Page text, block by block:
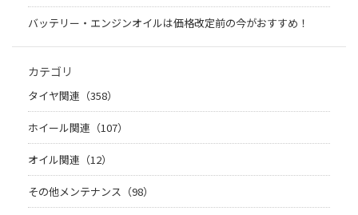
バッテリー・エンジンオイルは価格改定前の今がおすすめ！
カテゴリ
タイヤ関連（358）
ホイール関連（107）
オイル関連（12）
その他メンテナンス（98）